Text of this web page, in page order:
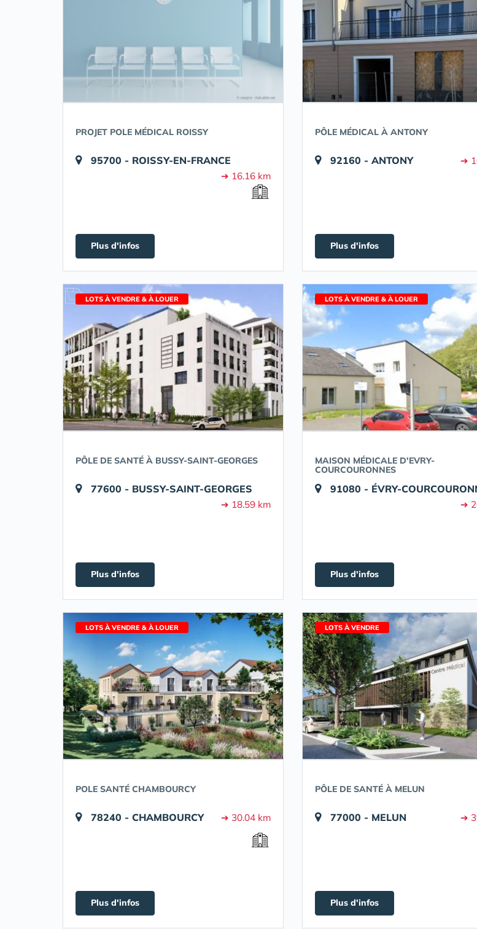
PROJET POLE MÉDICAL ROISSY
95700 - ROISSY-EN-FRANCE
➔ 16.16 km
Plus d'infos
PÔLE MÉDICAL À ANTONY
92160 - ANTONY ➔
Plus d'infos
LOTS À VENDRE & À LOUER
PÔLE DE SANTÉ À BUSSY-SAINT-GEORGES
77600 - BUSSY-SAINT-GEORGES
➔ 18.59 km
Plus d'infos
LOTS À VENDRE & À LOUER
MAISON MÉDICALE D'EVRY-
COURCOURONNES
91080 - ÉVRY-
➔
Plus d'infos
LOTS À VENDRE & À LOUER
POLE SANTÉ CHAMBOURCY
78240 - CHAMBOURCY ➔ 30.04 km
Plus d'infos
LOTS À VENDRE
PÔLE DE SANTÉ À MELUN
77000 - MELUN ➔
Plus d'infos